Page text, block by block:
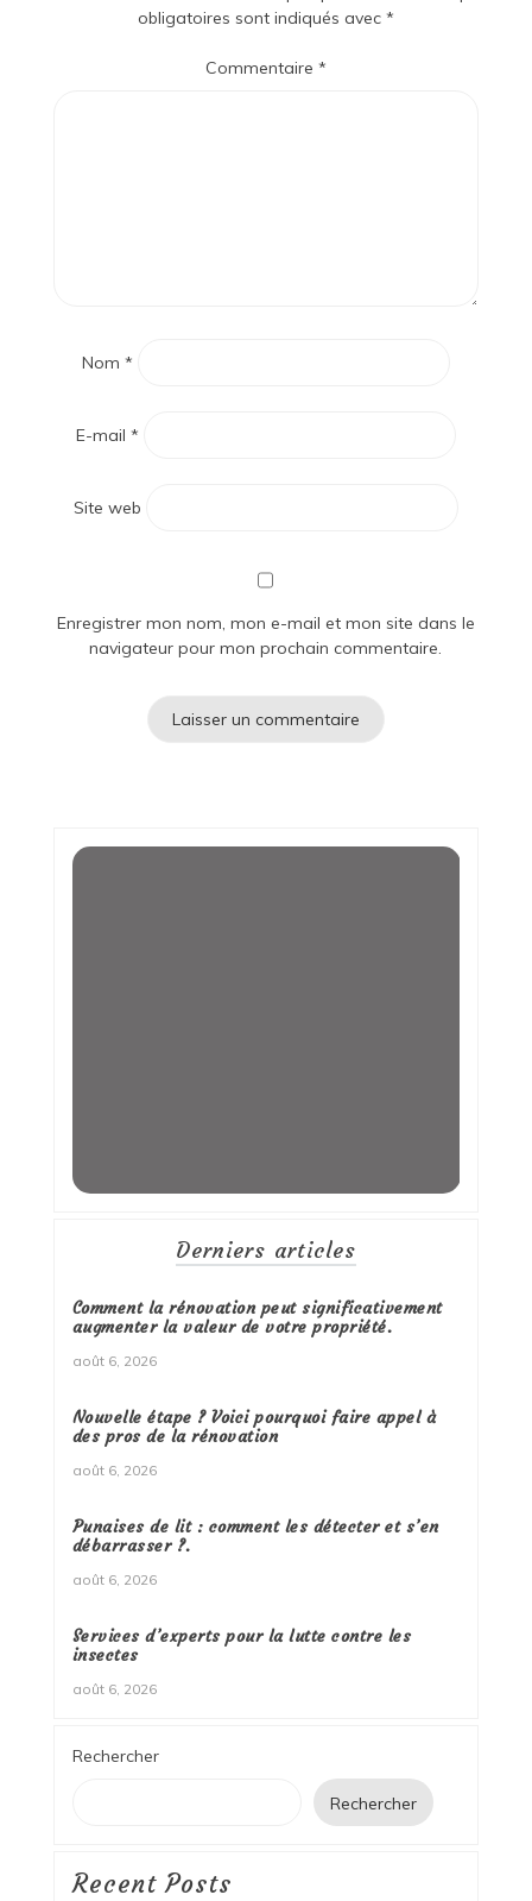
obligatoires sont indiqués avec *
Commentaire *
Nom *
E-mail *
Site web
Enregistrer mon nom, mon e-mail et mon site dans le
navigateur pour mon prochain commentaire.
Derniers articles
Comment la rénovation peut significativement
augmenter la valeur de votre propriété.
août 6, 2026
Nouvelle étape ? Voici pourquoi faire appel à
des pros de la rénovation
août 6, 2026
Punaises de lit : comment les détecter et s’en
débarrasser ?.
août 6, 2026
Services d’experts pour la lutte contre les
insectes
août 6, 2026
Rechercher
Rechercher
Recent Posts